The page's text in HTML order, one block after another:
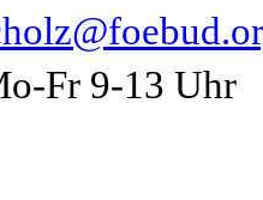
Fr 9-13 Uhr